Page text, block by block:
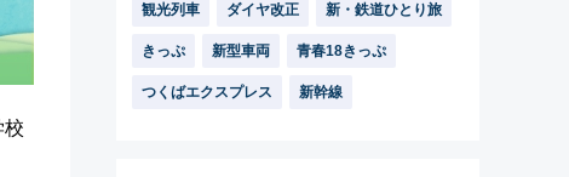
校
観光列車 ダイヤ改正 新・鉄道ひとり旅
きっぷ 新型車両 青春18きっぷ
つくばエクスプレス 新幹線